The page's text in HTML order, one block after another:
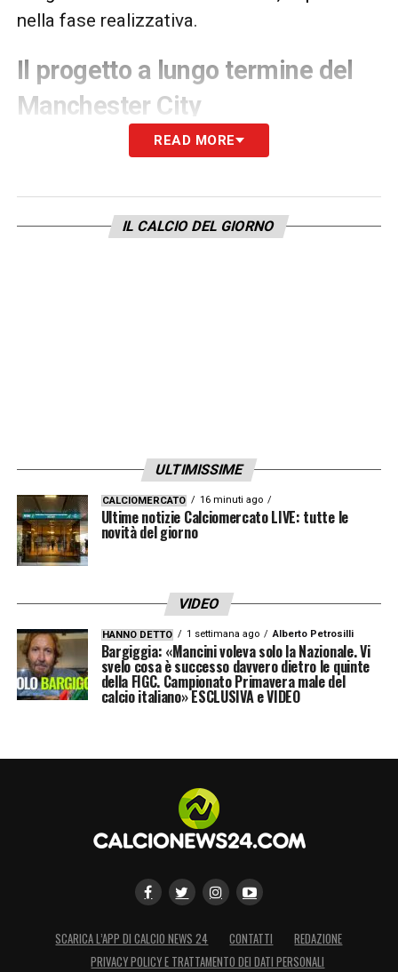
nella fase realizzativa.
Il progetto a lungo termine del
Manchester City
Con questi rinnovi, il Manchester City
un nucleo giovane e di talento, assicurandosi
continuità tecnica e stabilità per il futuro. In
READ MORE
IL CALCIO DEL GIORNO
ULTIMISSIME
CALCIOMERCATO 16 minuti ago
Ultime notizie Calciomercato LIVE: tutte le
novità del giorno
VIDEO
HANNO DETTO 1 settimana ago Alberto Petrosilli
Bargiggia: «Mancini voleva solo la Nazionale. Vi
svelo cosa è successo davvero dietro le quinte
della FIGC. Campionato Primavera male del
calcio italiano» ESCLUSIVA e VIDEO
SCARICA L’APP DI CALCIO NEWS 24 CONTATTI
REDAZIONE
PRIVACY POLICY E TRATTAMENTO DEI DATI PERSONALI